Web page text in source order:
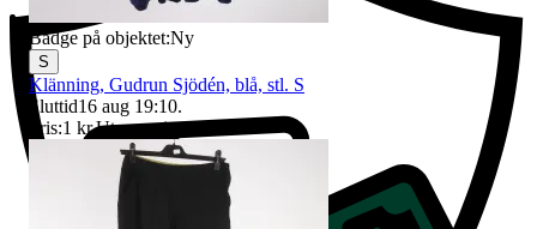
Badge på objektet:Ny
S
Klänning, Gudrun Sjödén, blå, stl. S
Sluttid16 aug 19:10.
Pris:1 kr,Utropspris.